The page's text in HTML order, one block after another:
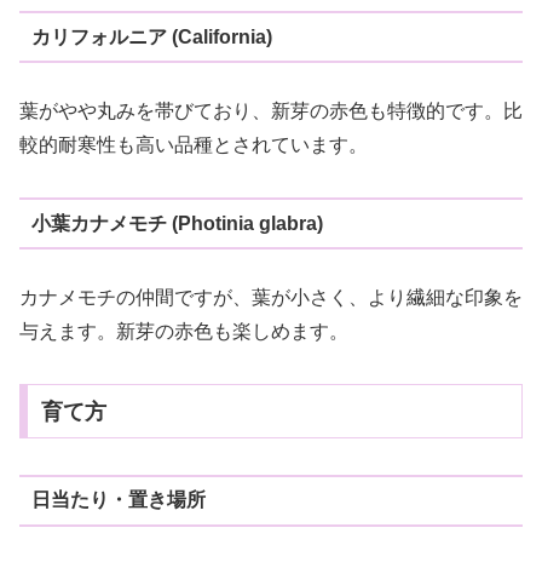
カリフォルニア (California)
葉がやや丸みを帯びており、新芽の赤色も特徴的です。比
較的耐寒性も高い品種とされています。
小葉カナメモチ (Photinia glabra)
カナメモチの仲間ですが、葉が小さく、より繊細な印象を
与えます。新芽の赤色も楽しめます。
育て方
日当たり・置き場所